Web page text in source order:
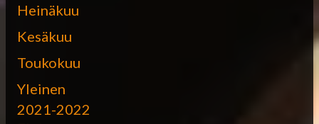
Heinäkuu
Kesäkuu
Toukokuu
Yleinen
2021-2022